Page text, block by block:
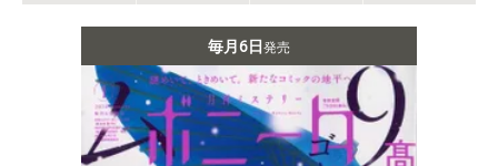
毎月6日発売